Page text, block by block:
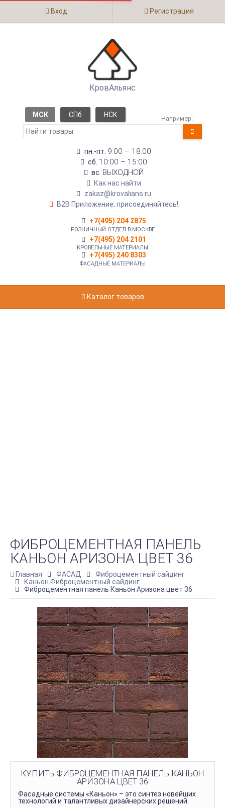
Вход Регистрация
КровАльянс
МСК СПб НСК Например:
пн.-пт. 9:00 – 18:00
сб. 10:00 – 15:00
вс. ВЫХОДНОЙ
Как нас найти
zakaz@krovalians.ru
B2B Приложение, присоединяйтесь!
+7(495) 204 2875
РОЗНИЧНЫЙ ОТДЕЛ В МОСКВЕ
+7(495) 204 2101
КРОВЕЛЬНЫЕ МАТЕРИАЛЫ
+7(495) 240 8303
ФАСАДНЫЕ МАТЕРИАЛЫ
Каталог товаров
ФИБРОЦЕМЕНТНАЯ ПАНЕЛЬ
КАНЬОН АРИЗОНА ЦВЕТ 36
Главная ФАСАД
Фиброцементный сайдинг
Каньон Фиброцементный сайдинг
Фиброцементная панель Каньон Аризона цвет 36
КУПИТЬ ФИБРОЦЕМЕНТНАЯ ПАНЕЛЬ КАНЬОН
АРИЗОНА ЦВЕТ 36
Фасадные системы «Каньон» – это синтез новейших
технологий и талантливых дизайнерских решений.